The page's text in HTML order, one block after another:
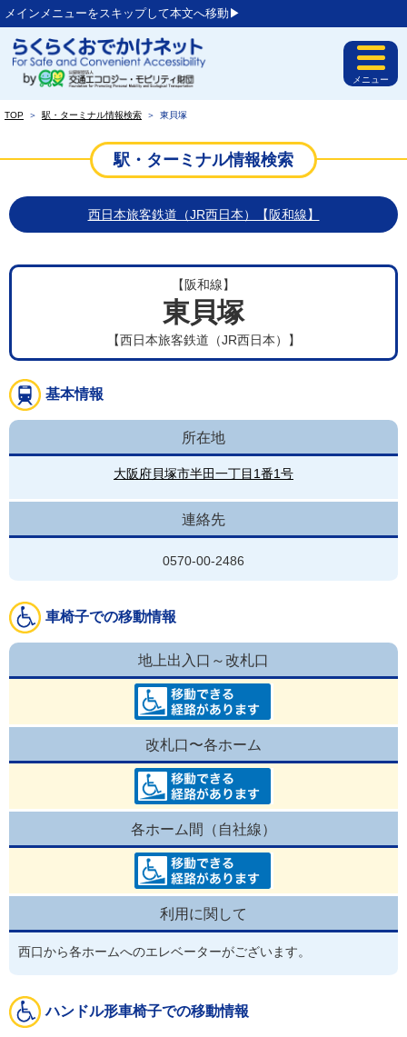
メインメニューをスキップして本文へ移動▶︎
メニュー
TOP ＞ 駅・ターミナル情報検索 ＞ 東貝塚
駅・ターミナル情報検索
西日本旅客鉄道（JR西日本）【阪和線】
【阪和線】
東貝塚
【西日本旅客鉄道（JR西日本）】
基本情報
所在地
大阪府貝塚市半田一丁目1番1号
連絡先
0570-00-2486
車椅子での移動情報
地上出入口～改札口
改札口〜各ホーム
各ホーム間（自社線）
利用に関して
西口から各ホームへのエレベーターがございます。
ハンドル形車椅子での移動情報